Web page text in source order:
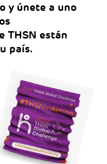
y únete a uno
THSN están
país.